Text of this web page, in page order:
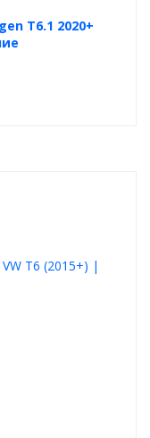
T6.1 2020+